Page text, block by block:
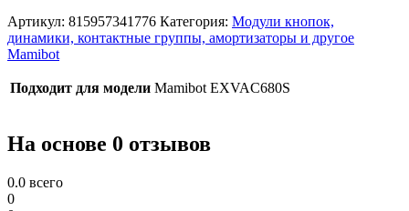
Артикул: 815957341776 Категория: Модули кнопок,
динамики, контактные группы, амортизаторы и другое
Mamibot
Подходит для модели Mamibot EXVAC680S
На основе 0 отзывов
0.0 всего
0